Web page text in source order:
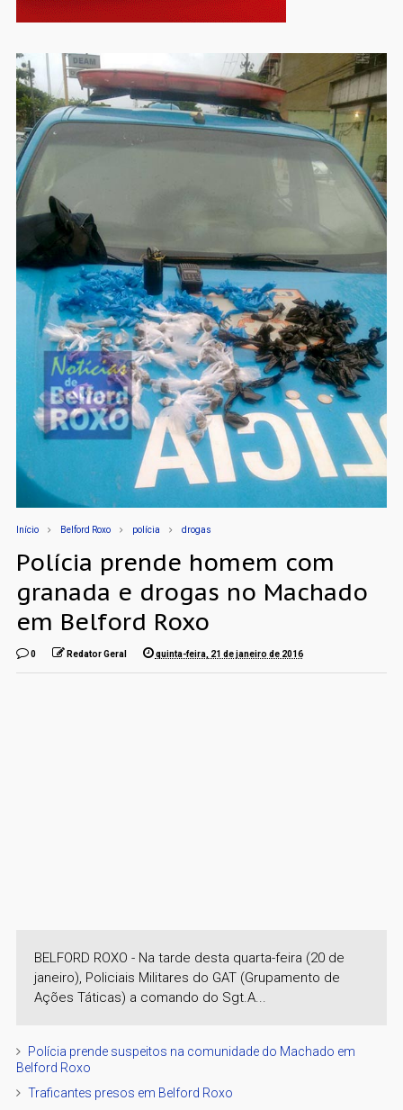
Início Belford Roxo polícia drogas
Polícia prende homem com
granada e drogas no Machado
em Belford Roxo
0 Redator Geral quinta-feira, 21 de janeiro de 2016
BELFORD ROXO - Na tarde desta quarta-feira (20 de
janeiro), Policiais Militares do GAT (Grupamento de
Ações Táticas) a comando do Sgt.A...
Polícia prende suspeitos na comunidade do Machado em
Belford Roxo
Traficantes presos em Belford Roxo